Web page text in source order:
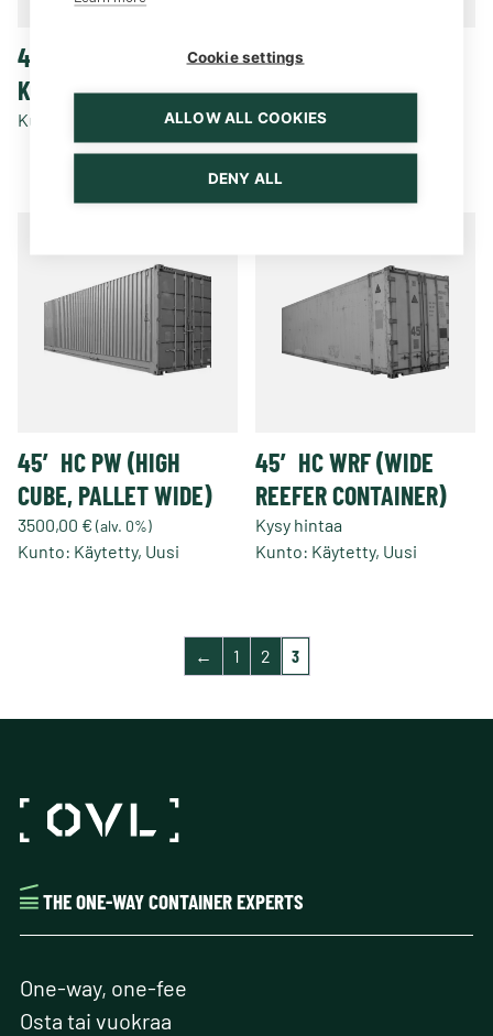
40’ HI (ERISTETTY
KONTTI)
Kunto: Käytetty, Uusi
45′ HC OSC (OPEN
SIDE CURTAIN)
Kysy hintaa
Kunto: Käytetty, Uusi
45′ HC PW (HIGH
CUBE, PALLET WIDE)
3500,00 € (alv. 0%)
Kunto: Käytetty, Uusi
sivulla.
45′ HC WRF (WIDE
REEFER CONTAINER)
Kysy hintaa
Kunto: Käytetty, Uusi
← 1 2 3
THE ONE-WAY CONTAINER EXPERTS
One-way, one-fee
Osta tai vuokraa
Cookie settings
ALLOW ALL COOKIES
DENY ALL